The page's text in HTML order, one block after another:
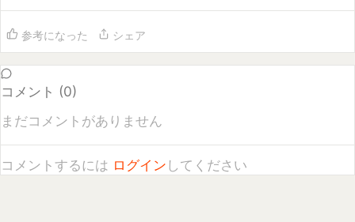
コメント (0)
コメントするには